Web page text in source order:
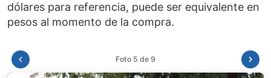
dólares para referencia, puede ser equivalente en
Foto 6 de 9